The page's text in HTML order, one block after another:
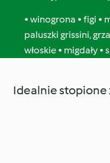
• winogrona • figi •
paluszki grissini,
włoskie • migdały
Idealnie stopione